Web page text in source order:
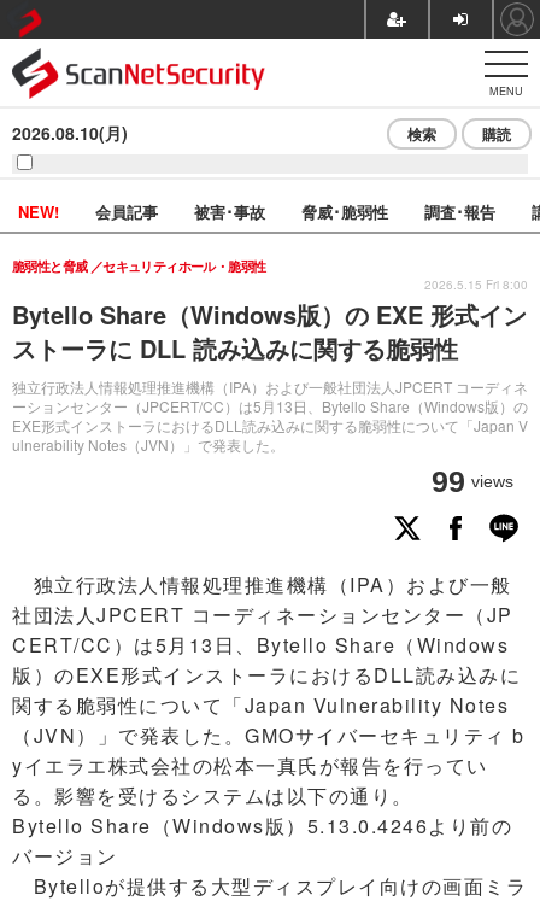
MENU
2026.08.10(月) 検索 購読
NEW! 会員記事 被害･事故 脅威･脆弱性 調査･報告
Bytello Share（Windows版）の EXE 形式イン
ストーラに DLL 読み込みに関する脆弱性
独立行政法人情報処理推進機構（IPA）および一般社団法人JPCERT コーディネ
ーションセンター（JPCERT/CC）は5月13日、Bytello Share（Windows版）の
EXE形式インストーラにおけるDLL読み込みに関する脆弱性について「Japan V
ulnerability Notes（JVN）」で発表した。
脆弱性と脅威 セキュリティホール・脆弱性
99 views
2026.5.15 Fri 8:00
独立行政法人情報処理推進機構（IPA）および一般
社団法人JPCERT コーディネーションセンター（JP
CERT/CC）は5月13日、Bytello Share（Windows
版）のEXE形式インストーラにおけるDLL読み込みに
関する脆弱性について「Japan Vulnerability Notes
（JVN）」で発表した。GMOサイバーセキュリティ b
yイエラエ株式会社の松本一真氏が報告を行ってい
る。影響を受けるシステムは以下の通り。
Bytello Share（Windows版）5.13.0.4246より前の
バージョン
Bytelloが提供する大型ディスプレイ向けの画面ミラ